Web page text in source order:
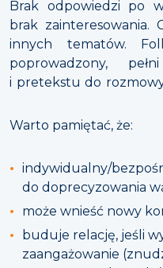
Brak odpowiedzi po
brak zainteresowania.
innych tematów.
poprowadzony,
i pretekstu do
Warto pamiętać, że:
indywidualny/
do doprecyzowania
może wnieść nowy
buduje relację, jeśli
zaangażowanie